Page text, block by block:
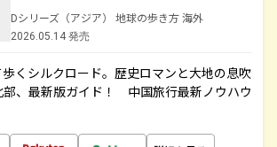
Dシリーズ（アジア） 地球の歩き方 海外
2026.05.14 発売
くシルクロード。歴史ロマンと大地の息吹
部、最新版ガイド！ 中国旅行最新ノウハウ